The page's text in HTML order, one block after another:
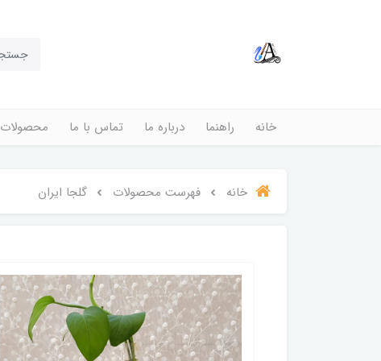
خانه راهنما درباره ما تماس با ما محصولات
خانه فهرست محصولات گلجا ایران